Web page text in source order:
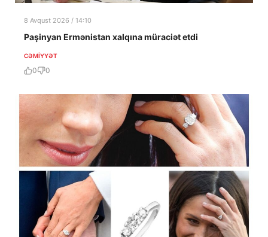
8 Avqust 2026 / 14:10
Paşinyan Ermənistan xalqına müraciət etdi
CƏMIYYƏT
0 0